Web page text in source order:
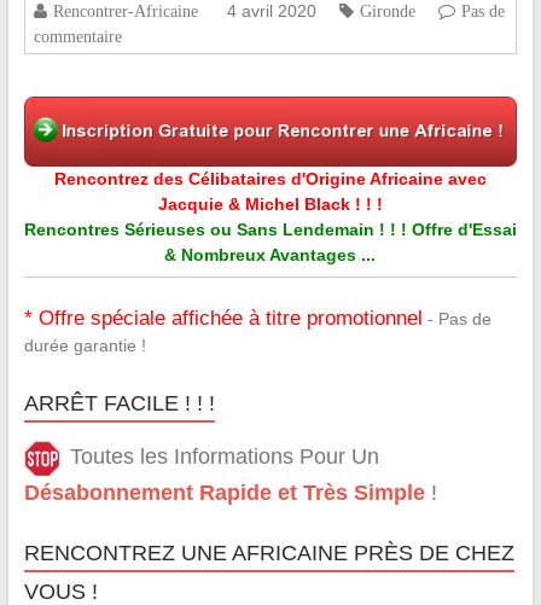
Rencontrer-Africaine 4 avril 2020 Gironde
Pas de
commentaire
Rencontrez des Célibataires d'Origine Africaine avec
Jacquie & Michel Black ! ! !
Rencontres Sérieuses ou Sans Lendemain ! ! ! Offre d'Essai
& Nombreux Avantages ...
* Offre spéciale affichée à titre promotionnel - Pas de
durée garantie !
ARRÊT FACILE ! ! !
Toutes les Informations Pour Un
Désabonnement Rapide et Très Simple!
RENCONTREZ UNE AFRICAINE PRÈS DE CHEZ
VOUS !